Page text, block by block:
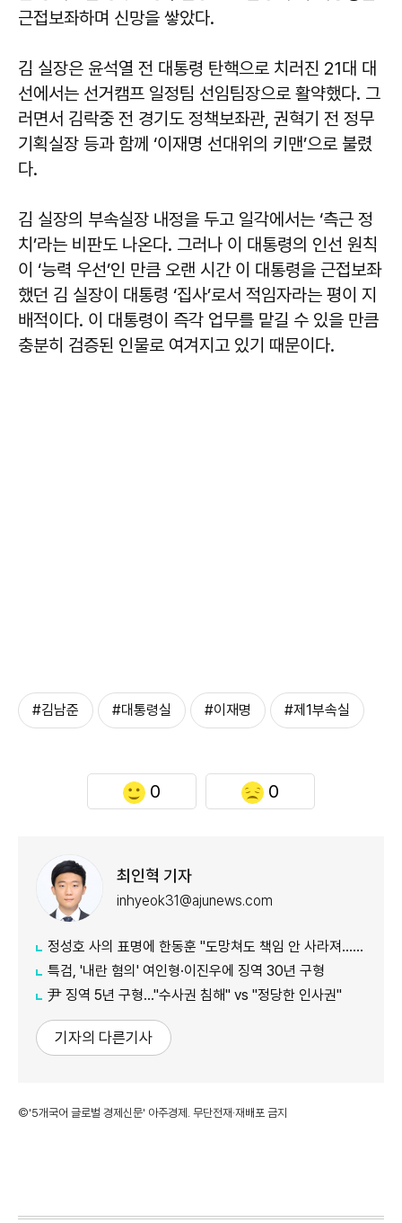
근접보좌하며 신망을 쌓았다.
김 실장은 윤석열 전 대통령 탄핵으로 치러진 21대 대
선에서는 선거캠프 일정팀 선임팀장으로 활약했다. 그
러면서 김락중 전 경기도 정책보좌관, 권혁기 전 정무
기획실장 등과 함께 ‘이재명 선대위의 키맨’으로 불렸
다.
김 실장의 부속실장 내정을 두고 일각에서는 ‘측근 정
치’라는 비판도 나온다. 그러나 이 대통령의 인선 원칙
이 ‘능력 우선’인 만큼 오랜 시간 이 대통령을 근접보좌
했던 김 실장이 대통령 ‘집사’로서 적임자라는 평이 지
배적이다. 이 대통령이 즉각 업무를 맡길 수 있을 만큼
충분히 검증된 인물로 여겨지고 있기 때문이다.
#김남준 #대통령실 #이재명 #제1부속실
0 0
최인혁 기자
inhyeok31@ajunews.com
정성호 사의 표명에 한동훈 "도망쳐도 책임 안 사라져…지금이라도 막아야"
특검, '내란 혐의' 여인형·이진우에 징역 30년 구형
尹 징역 5년 구형…"수사권 침해" vs "정당한 인사권"
기자의 다른기사
©'5개국어 글로벌 경제신문' 아주경제. 무단전재·재배포 금지